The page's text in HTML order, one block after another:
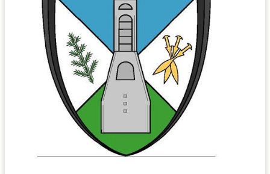
Fotogalerija
Varstvo osebnih podatkov
Katalog informacij javnega značaja
Proračun občine
Koledar odvoza odpadkov
Varuhov kotiček
Uradni dokumenti in povezave